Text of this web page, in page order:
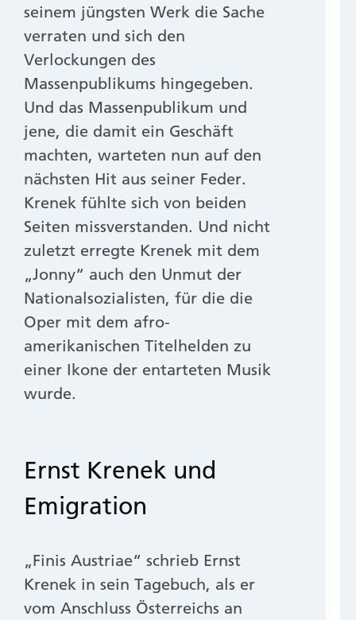
seinem jüngsten Werk die Sache
verraten und sich den
Verlockungen des
Massenpublikums hingegeben.
Und das Massenpublikum und
jene, die damit ein Geschäft
machten, warteten nun auf den
nächsten Hit aus seiner Feder.
Krenek fühlte sich von beiden
Seiten missverstanden. Und nicht
zuletzt erregte Krenek mit dem
„Jonny“ auch den Unmut der
Nationalsozialisten, für die die
Oper mit dem afro-
amerikanischen Titelhelden zu
einer Ikone der entarteten Musik
wurde.
Ernst Krenek und
Emigration
„Finis Austriae“ schrieb Ernst
Krenek in sein Tagebuch, als er
vom Anschluss Österreichs an